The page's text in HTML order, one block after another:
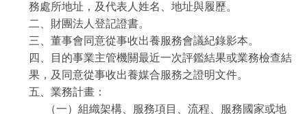
務處所地址，及代表人姓名、地址與履歷。
二、財團法人登記證書。
三、董事會同意從事收出養服務會議紀錄影本。
四、目的事業主管機關最近一次評鑑結果或業務檢查結
果，及同意從事收出養媒合服務之證明文件。
五、業務計畫：
（一）組織架構、服務項目、流程、服務國家或地